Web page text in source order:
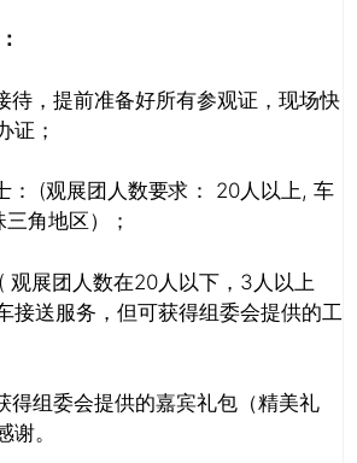
待，提前准备好所有参观证，现场快
证；
： (观展团人数要求： 20人以上, 车
角地区）；
观展团人数在20人以下，3人以上
接送服务，但可获得组委会提供的工
得组委会提供的嘉宾礼包（精美礼
谢。